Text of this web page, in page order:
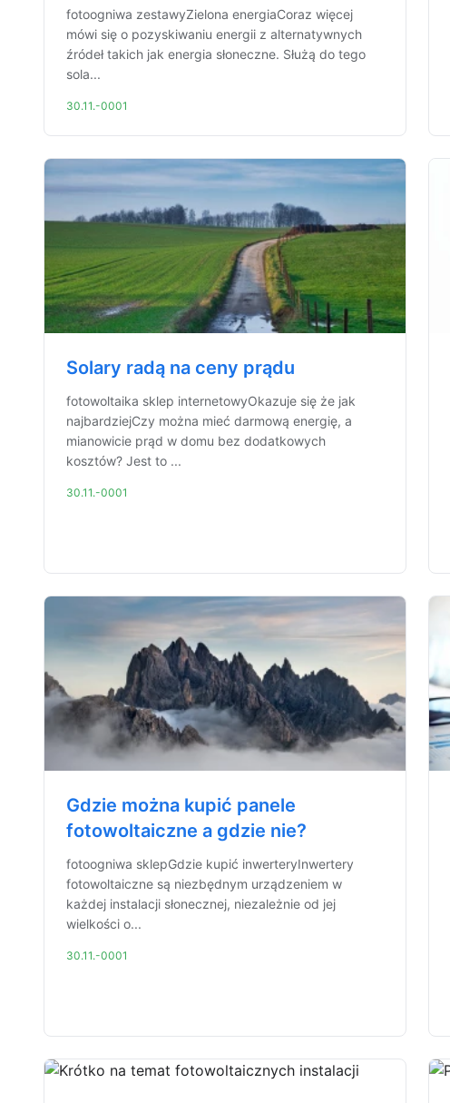
fotoogniwa zestawyZielona energiaCoraz więcej
mówi się o pozyskiwaniu energii z alternatywnych
źródeł takich jak energia słoneczne. Służą do tego
sola...
30.11.-0001
Solary radą na ceny prądu
fotowoltaika sklep internetowyOkazuje się że jak
najbardziejCzy można mieć darmową energię, a
mianowicie prąd w domu bez dodatkowych
kosztów? Jest to ...
30.11.-0001
Gdzie można kupić panele
fotowoltaiczne a gdzie nie?
fotoogniwa sklepGdzie kupić inwerteryInwertery
fotowoltaiczne są niezbędnym urządzeniem w
każdej instalacji słonecznej, niezależnie od jej
wielkości o...
30.11.-0001